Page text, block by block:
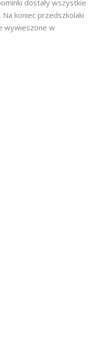
dostały wszystkie
Na koniec przedszkolaki
wywieszone w